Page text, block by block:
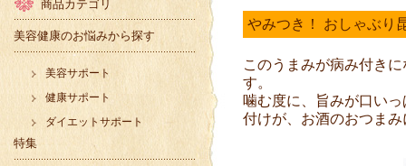
やみつき！ おしゃぶり
このうまみが病み付き
す。
噛む度に、旨みが口い
付けが、お酒のおつま
商品カテゴリ
美容健康のお悩みから探す
美容サポート
健康サポート
ダイエットサポート
特集